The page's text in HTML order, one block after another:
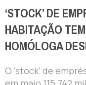
‘STOCK’ DE
HABITAÇÃO
HOMÓLOGA
O 'stock' de